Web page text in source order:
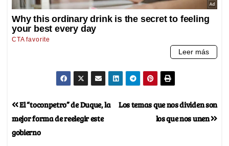
Los temas que nos dividen son
los que nos unen
El “toconpetro” de Duque, la
mejor forma de reelegir este
gobierno